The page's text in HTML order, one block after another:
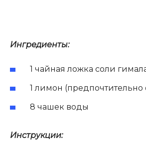
Ингредиенты:
1 чайная ложка соли
1 лимон
8 чашек воды
Инструкции: